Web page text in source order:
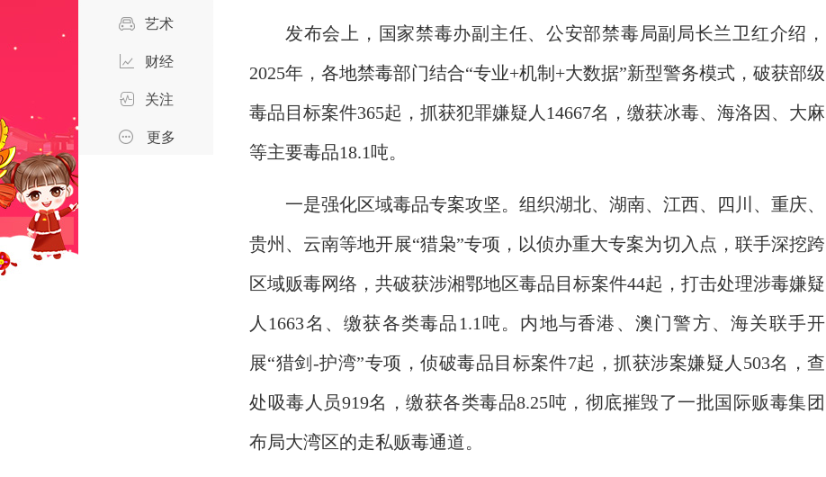
艺术
财经
关注
更多
发布会上，国家禁毒办副主任、公安部禁毒局副局长兰卫红介绍，
2025年，各地禁毒部门结合“专业+机制+大数据”新型警务模式，破获部级
毒品目标案件365起，抓获犯罪嫌疑人14667名，缴获冰毒、海洛因、大麻
等主要毒品18.1吨。
一是强化区域毒品专案攻坚。组织湖北、湖南、江西、四川、重庆、
贵州、云南等地开展“猎枭”专项，以侦办重大专案为切入点，联手深挖跨
区域贩毒网络，共破获涉湘鄂地区毒品目标案件44起，打击处理涉毒嫌疑
人1663名、缴获各类毒品1.1吨。内地与香港、澳门警方、海关联手开
展“猎剑-护湾”专项，侦破毒品目标案件7起，抓获涉案嫌疑人503名，查
处吸毒人员919名，缴获各类毒品8.25吨，彻底摧毁了一批国际贩毒集团
布局大湾区的走私贩毒通道。